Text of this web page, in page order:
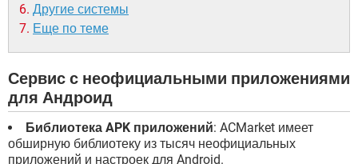
Другие системы
Еще по теме
Сервис с неофициальными приложениями
для Андроид
Библиотека APK приложений: ACMarket имеет
обширную библиотеку из тысяч неофициальных
приложений и настроек для Android.